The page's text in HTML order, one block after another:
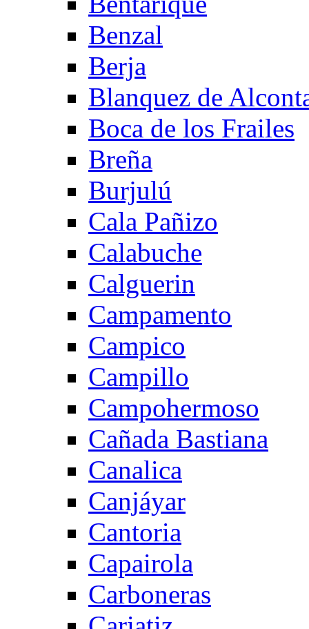
Benzal
Berja
Blanquez de
Boca de los Frailes
Breña
Burjulú
Cala Pañizo
Calabuche
Calguerin
Campamento
Campico
Campillo
Campohermoso
Cañada Bastiana
Canalica
Canjáyar
Cantoria
Capairola
Carboneras